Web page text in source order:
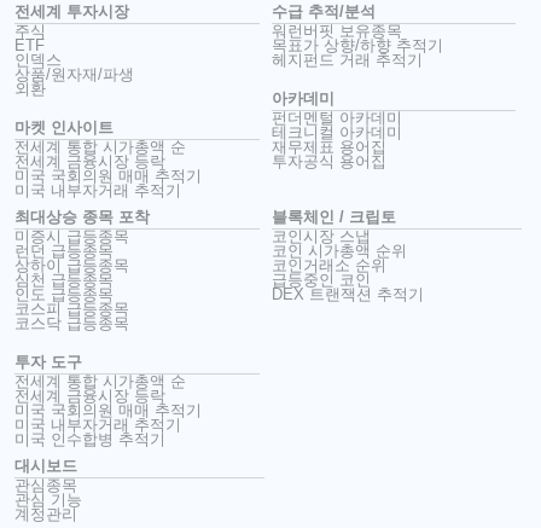
전세계 투자시장
주식
ETF
인덱스
상품/원자재/파생
외환
마켓 인사이트
전세계 통합 시가총액 순
전세계 금융시장 등락
미국 국회의원 매매 추적기
미국 내부자거래 추적기
수급 추적/분석
워런버핏 보유종목
목표가 상향/하향 추적기
헤지펀드 거래 추적기
아카데미
펀더멘털 아카데미
테크니컬 아카데미
재무제표 용어집
투자공식 용어집
최대상승 종목 포착
미증시 급등종목
런던 급등종목
상하이 급등종목
심천 급등종목
인도 급등종목
코스피 급등종목
코스닥 급등종목
투자 도구
전세계 통합 시가총액 순
전세계 금융시장 등락
미국 국회의원 매매 추적기
미국 내부자거래 추적기
미국 인수합병 추적기
블록체인 / 크립토
코인시장 스냅
코인 시가총액 순위
코인거래소 순위
급등중인 코인
DEX 트랜잭션 추적기
대시보드
관심종목
관심 기능
계정관리